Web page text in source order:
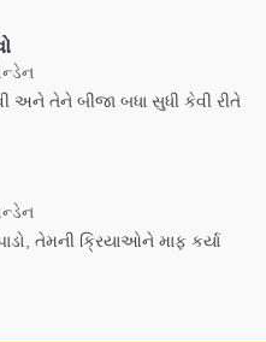
અને તેને બીજા બધા સુધી કેવી રીતે
તેમની ક્રિયાઓને માફ કર્યા